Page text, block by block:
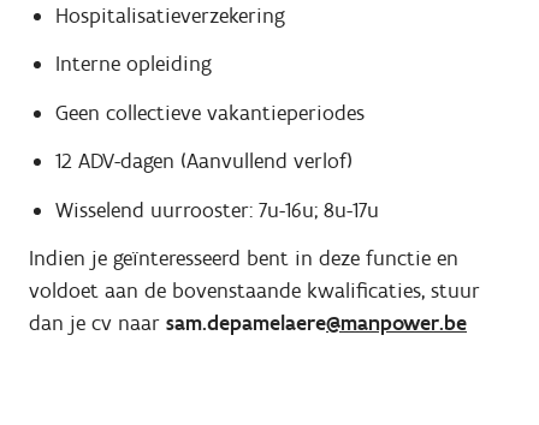
Hospitalisatieverzekering
Interne opleiding
Geen collectieve vakantieperiodes
12 ADV-dagen (Aanvullend verlof)
Wisselend uurrooster: 7u-16u; 8u-17u
Indien je geïnteresseerd bent in deze functie en
voldoet aan de bovenstaande kwalificaties, stuur
dan je cv naar sam.depamelaere@manpower.be